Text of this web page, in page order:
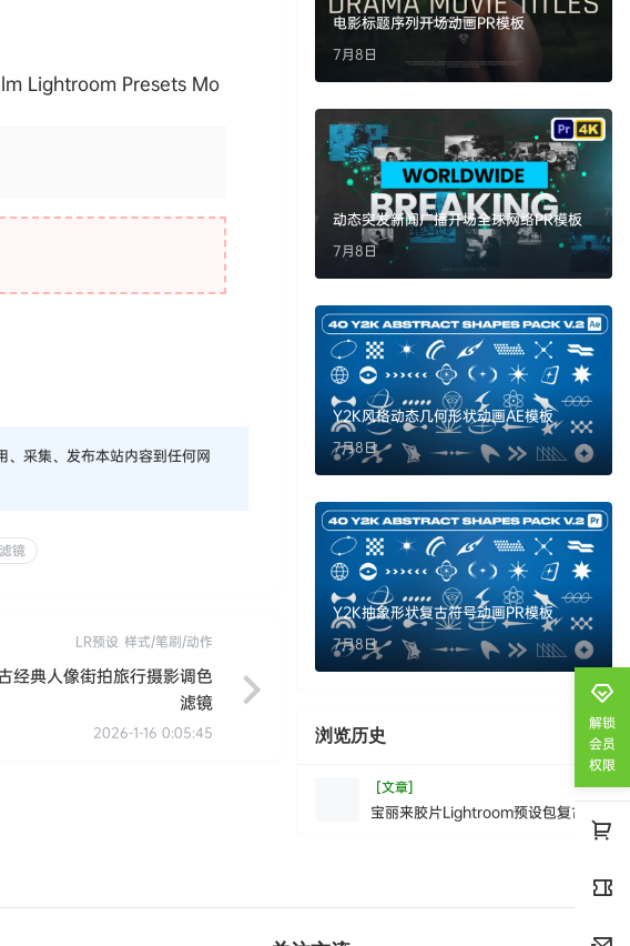
Lightroom Presets Mo
、采集、发布本站内容到任何网
镜
LR预设 样式/笔刷/动作
典人像街拍旅行摄影调色
滤镜
2026-1-16 0:05:45
电影标题序列开场动画PR模板
7月8日
动态突发新闻广播开场全球网络PR模板
7月8日
Y2K风格动态几何形状动画AE模板
7月8日
Y2K抽象形状复古符号动画PR模板
7月8日
浏览历史 清空
[文章]
宝丽来胶片Lightroom预设包复古人
解锁
会员
权限